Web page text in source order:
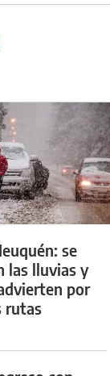
se
las lluvias y
por
rutas